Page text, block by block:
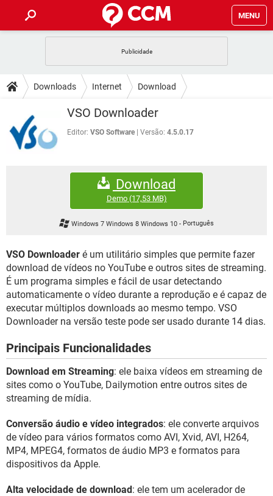
MENU
CELULAR FACEBOOK
EXCEL
INSTAGRAM GMAIL
GUIA DE COMPRAS
DICAS
JOGOS WHATSAPP
CELULAR
OUTLOOK
JOGOS WHATSAPP
CELULAR
EXCEL
GMAIL
FÓRUM
FACEBOOK
EXCEL
GMAIL
WHATSAPP
INSTAGRAM GMAIL
Downloads Internet Download
VSO Downloader
Editor: VSO Software Versão: 4.5.0.17
Download
Demo(17,53 MB)
Windows 7 Windows 8 Windows 10- Português
VSO Downloader é um utilitário simples que permite fazer
download de vídeos no YouTube e outros sites de streaming.
É um programa simples e fácil de usar detectando
automaticamente o vídeo durante a reprodução e é capaz de
executar múltiplos downloads ao mesmo tempo. VSO
Downloader na versão teste pode ser usado durante 14 dias.
Principais Funcionalidades
Download em Streaming: ele baixa vídeos em streaming de
sites como o YouTube, Dailymotion entre outros sites de
streaming de mídia.
Conversão áudio e vídeo integrados: ele converte arquivos
de vídeo para vários formatos como AVI, Xvid, AVI, H264,
MP4, MPEG4, formatos de áudio MP3 e formatos para
dispositivos da Apple.
Alta velocidade de download: ele tem um acelerador de